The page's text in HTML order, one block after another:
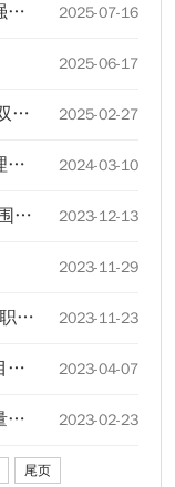
答好“期中卷”③ | 城市更新业务再添强劲引擎 2025-07-16
2025-06-17
江苏总队成功实现DeepSeek+Qwen双AI引擎本地化部署 赋能地勘企业智能化升级 2025-02-27
江苏总队召开2023年度技术质量管理总结暨2024年科技创新会议 2024-03-10
喜讯 | 江苏总队研发的建材矿山隧道围护关键技术荣获地勘中心第二批重要科技成果 2023-12-13
2023-11-29
江苏总队在第四届全国地质勘查行业职业技能竞赛中获得优异成绩 2023-11-23
江苏总队召开2022年度科技创新项目成果验收会 2023-04-07
江苏总队召开2022年科技创新暨质量管理培训交流会 2023-02-23
尾页